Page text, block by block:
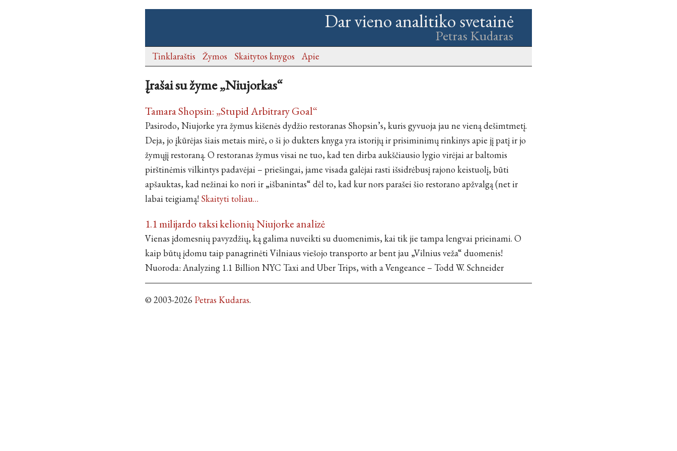
Dar vieno analitiko svetainė
Petras Kudaras
Tinklaraštis Žymos Skaitytos knygos Apie
Įrašai su žyme „Niujorkas“
Tamara Shopsin: „Stupid Arbitrary Goal“
Pasirodo, Niujorke yra žymus kišenės dydžio restoranas Shopsin’s, kuris gyvuoja jau ne vieną dešimtmetį.
Deja, jo įkūrėjas šiais metais mirė, o ši jo dukters knyga yra istorijų ir prisiminimų rinkinys apie jį patį ir jo
žymųjį restoraną. O restoranas žymus visai ne tuo, kad ten dirba aukščiausio lygio virėjai ar baltomis
pirštinėmis vilkintys padavėjai – priešingai, jame visada galėjai rasti išsidrėbusį rajono keistuolį, būti
apšauktas, kad nežinai ko nori ir „išbanintas“ dėl to, kad kur nors parašei šio restorano apžvalgą (net ir
labai teigiamą! Skaityti toliau…
1.1 milijardo taksi kelionių Niujorke analizė
Vienas įdomesnių pavyzdžių, ką galima nuveikti su duomenimis, kai tik jie tampa lengvai prieinami. O
kaip būtų įdomu taip panagrinėti Vilniaus viešojo transporto ar bent jau „Vilnius veža“ duomenis!
Nuoroda: Analyzing 1.1 Billion NYC Taxi and Uber Trips, with a Vengeance – Todd W. Schneider
© 2003-2026 Petras Kudaras.